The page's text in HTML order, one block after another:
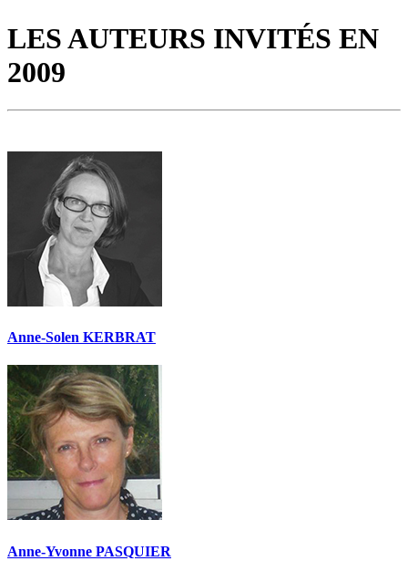
LES AUTEURS INVITÉS EN
2009
Anne-Solen KERBRAT
Anne-Yvonne PASQUIER